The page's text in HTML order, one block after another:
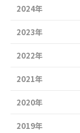
2024年
2023年
2022年
2021年
2020年
2019年